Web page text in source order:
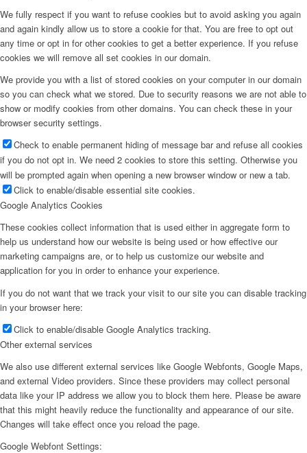
We fully respect if you want to refuse cookies but to avoid asking you again
and again kindly allow us to store a cookie for that. You are free to opt out
any time or opt in for other cookies to get a better experience. If you refuse
cookies we will remove all set cookies in our domain.
We provide you with a list of stored cookies on your computer in our domain
so you can check what we stored. Due to security reasons we are not able to
show or modify cookies from other domains. You can check these in your
browser security settings.
Check to enable permanent hiding of message bar and refuse all cookies
if you do not opt in. We need 2 cookies to store this setting. Otherwise you
will be prompted again when opening a new browser window or new a tab.
Click to enable/disable essential site cookies.
Google Analytics Cookies
These cookies collect information that is used either in aggregate form to
help us understand how our website is being used or how effective our
marketing campaigns are, or to help us customize our website and
application for you in order to enhance your experience.
If you do not want that we track your visit to our site you can disable tracking
in your browser here:
Click to enable/disable Google Analytics tracking.
Other external services
We also use different external services like Google Webfonts, Google Maps,
and external Video providers. Since these providers may collect personal
data like your IP address we allow you to block them here. Please be aware
that this might heavily reduce the functionality and appearance of our site.
Changes will take effect once you reload the page.
Google Webfont Settings: